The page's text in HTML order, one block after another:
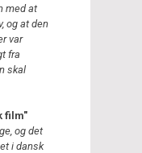
med at
og at den
var
fra
skal
film"
og det
i dansk